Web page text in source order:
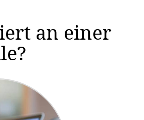
Ferien
Fitnessraums
an einer